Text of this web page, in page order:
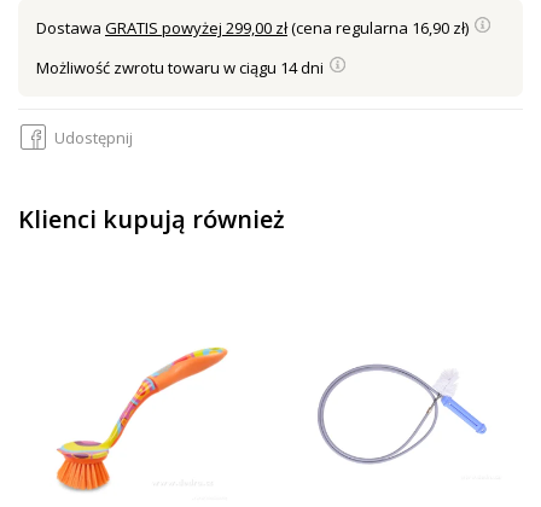
Dostawa GRATIS powyżej 299,00 zł(cena regularna 16,90 zł)
Możliwość zwrotu towaru w ciągu 14 dni
Udostępnij
Klienci kupują również